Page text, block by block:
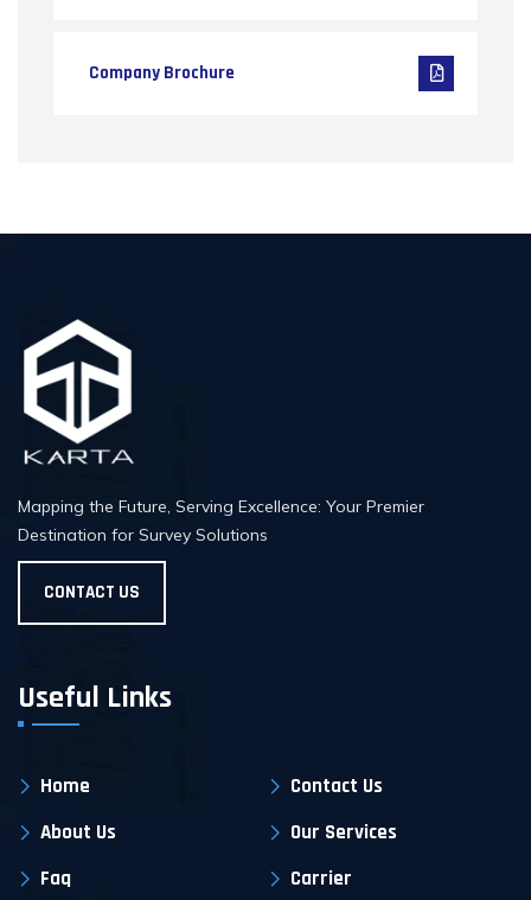
Company Brochure
Mapping the Future, Serving Excellence: Your Premier
Destination for Survey Solutions
CONTACT US
Useful Links
Home
Contact Us
About Us
Our Services
Faq
Carrier